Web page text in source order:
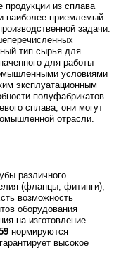
продукции из сплава
наиболее приемлемый
задачи.
тип сырья для
для работы
условиями
эксплуатационным
полуфабрикатов
сплава, они могут
отрасли.
различного
(фланцы, фитинги),
возможность
оборудования
на изготовление
нормируются
высокое